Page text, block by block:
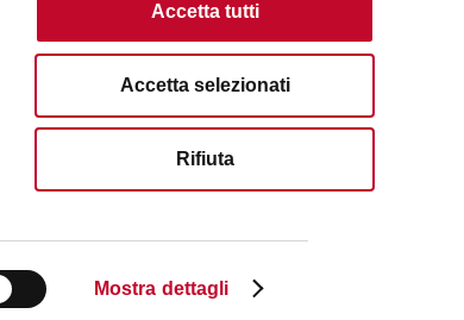
Mostra dettagli
Accetta tutti
Accetta selezionati
Rifiuta
Condizioni di Utilizzo
di pubblicazione
Bologna Welcome | Piazza del Nettuno, 1,
| REA: BO - 573761 |
|